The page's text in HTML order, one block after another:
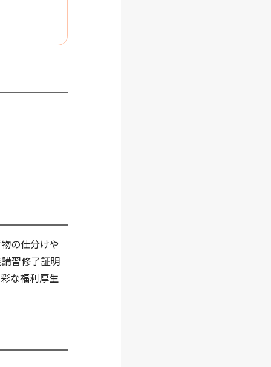
の仕分けや
習修了証明
な福利厚生